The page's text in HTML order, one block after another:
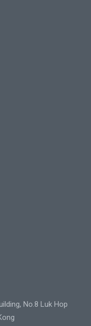
No.8 Luk Hop